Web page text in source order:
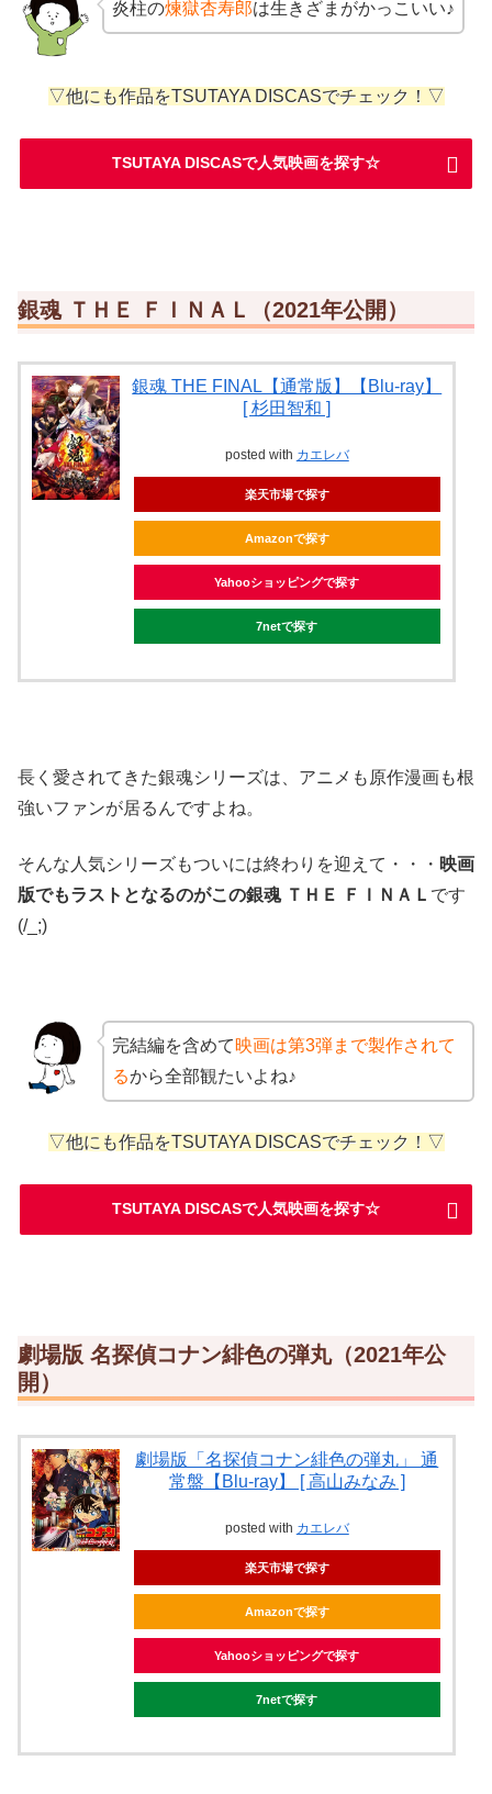
炎柱の煉獄杏寿郎は生きざまがかっこいい♪
▽他にも作品をTSUTAYA DISCASでチェック！▽
TSUTAYA DISCASで人気映画を探す☆
銀魂 ＴＨＥ ＦＩＮＡＬ（2021年公開）
銀魂 THE FINAL【通常版】【Blu-ray】
[ 杉田智和 ]
posted with カエレバ
楽天市場で探す
Amazonで探す
Yahooショッピングで探す
7netで探す
長く愛されてきた銀魂シリーズは、アニメも原作漫画も根
強いファンが居るんですよね。
そんな人気シリーズもついには終わりを迎えて・・・ 映画
版でもラストとなるのがこの銀魂 ＴＨＥ ＦＩＮＡＬ です
(/_;)
完結編を含めて映画は第3弾まで製作されて
るから全部観たいよね♪
▽他にも作品をTSUTAYA DISCASでチェック！▽
TSUTAYA DISCASで人気映画を探す☆
劇場版 名探偵コナン緋色の弾丸（2021年公
開）
劇場版「名探偵コナン緋色の弾丸」 通
常盤【Blu-ray】 [ 高山みなみ ]
posted with カエレバ
楽天市場で探す
Amazonで探す
Yahooショッピングで探す
7netで探す